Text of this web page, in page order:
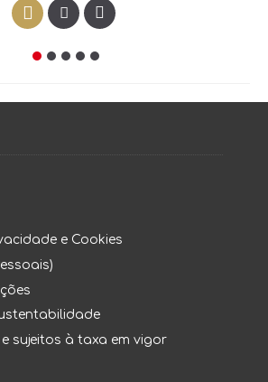
e Cookies
e sujeitos à taxa em vigor